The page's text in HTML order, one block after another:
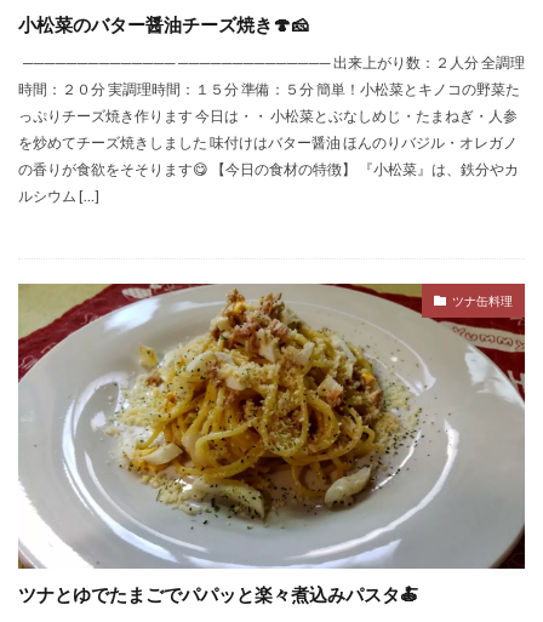
小松菜のバター醤油チーズ焼き🍄🧀
────────────── ────────────── 出来上がり数：２人分 全調理
時間：２０分 実調理時間：１５分 準備：５分 簡単！小松菜とキノコの野菜た
っぷりチーズ焼き作ります 今日は・・ 小松菜とぶなしめじ・たまねぎ・人参
を炒めてチーズ焼きしました 味付けはバター醤油 ほんのりバジル・オレガノ
の香りが食欲をそそります😋 【今日の食材の特徴】 『小松菜』は、鉄分やカ
ルシウム […]
ツナ缶料理
ツナとゆでたまごでパパッと楽々煮込みパスタ🍝